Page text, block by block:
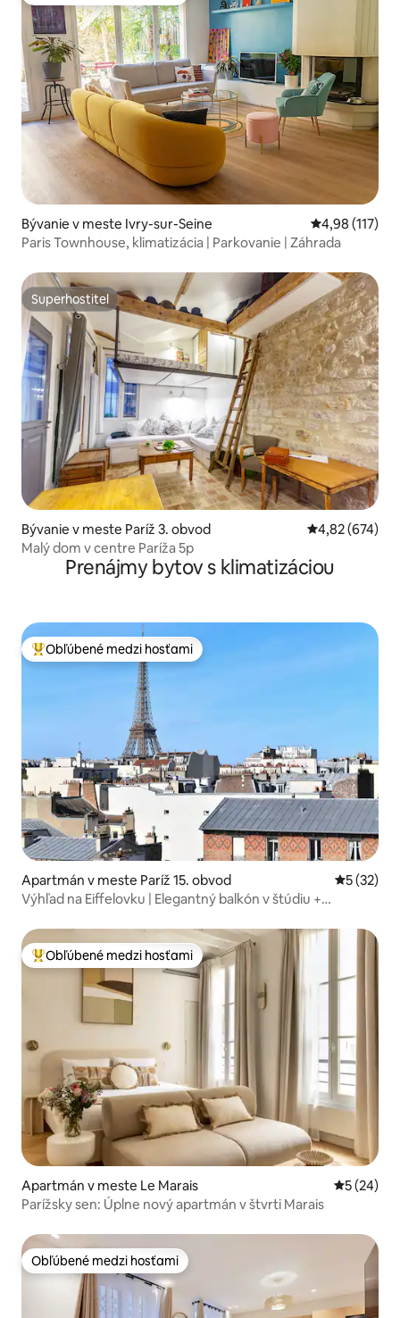
Bývanie v meste Ivry-sur-Seine Priemerné
4,98 (117)
Paris Townhouse, klimatizácia | Parkovanie | Záhrada
Superhostiteľ
Superhostiteľ
Bývanie v meste Paríž 3. obvod Priemerné
4,82 (674)
Malý dom v centre Paríža 5p
Prenájmy bytov s klimatizáciou
Najobľúbenejšie medzi hosťami
Obľúbené medzi hosťami
Apartmán v meste Paríž 15. obvod
5 (32)
Výhľad na Eiffelovku | Elegantný balkón v štúdiu +
Najobľúbenejšie medzi hosťami
Obľúbené medzi hosťami
Apartmán v meste Le Marais
5 (24)
Parížsky sen: Úplne nový apartmán v štvrti Marais
Obľúbené medzi hosťami
Obľúbené medzi hosťami